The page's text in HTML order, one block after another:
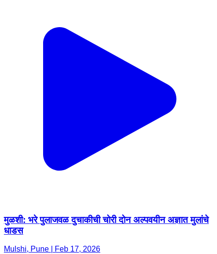
मुळशी: भरे पुलाजवळ दुचाकीची चोरी दोन अल्पवयीन अज्ञात मुलांचे
धाडस
Mulshi, Pune | Feb 17, 2026